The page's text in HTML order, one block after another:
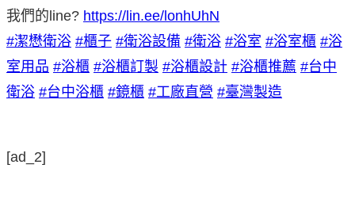
我們的line? https://lin.ee/lonhUhN
#潔懋衛浴 #櫃子 #衛浴設備 #衛浴 #浴室 #浴室櫃 #浴
室用品 #浴櫃 #浴櫃訂製 #浴櫃設計 #浴櫃推薦 #台中
衛浴 #台中浴櫃 #鏡櫃 #工廠直營 #臺灣製造
[ad_2]